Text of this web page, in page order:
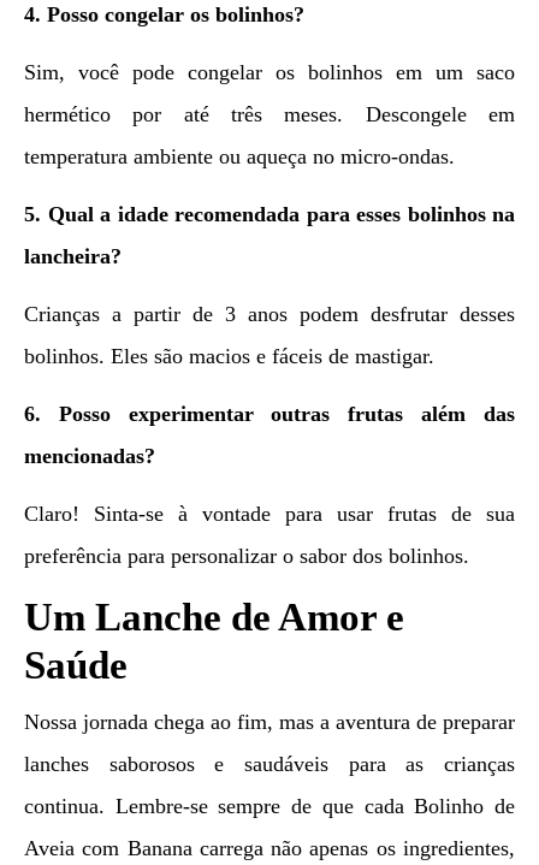
4. Posso congelar os bolinhos?
Sim, você pode congelar os bolinhos em um saco
hermético por até três meses. Descongele em
temperatura ambiente ou aqueça no micro-ondas.
5. Qual a idade recomendada para esses bolinhos na
lancheira?
Crianças a partir de 3 anos podem desfrutar desses
bolinhos. Eles são macios e fáceis de mastigar.
6. Posso experimentar outras frutas além das
mencionadas?
Claro! Sinta-se à vontade para usar frutas de sua
preferência para personalizar o sabor dos bolinhos.
Um Lanche de Amor e
Saúde
Nossa jornada chega ao fim, mas a aventura de preparar
lanches saborosos e saudáveis para as crianças
continua. Lembre-se sempre de que cada Bolinho de
Aveia com Banana carrega não apenas os ingredientes,